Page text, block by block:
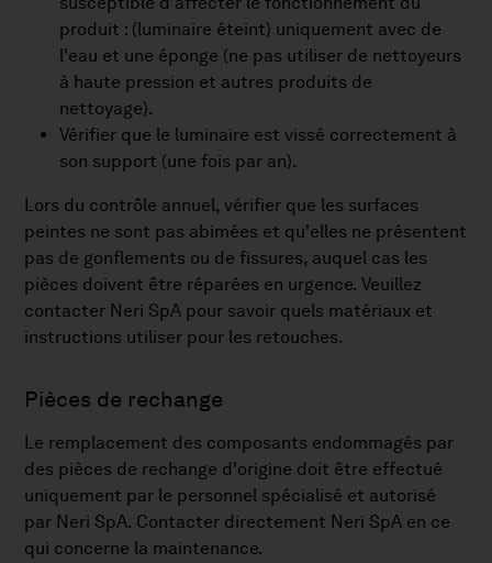
produit : (luminaire éteint) uniquement avec de
l'eau et une éponge (ne pas utiliser de nettoyeurs
à haute pression et autres produits de
nettoyage).
Vérifier que le luminaire est vissé correctement à
son support (une fois par an).
Lors du contrôle annuel, vérifier que les surfaces
peintes ne sont pas abimées et qu'elles ne présentent
pas de gonflements ou de fissures, auquel cas les
pièces doivent être réparées en urgence. Veuillez
contacter Neri SpA pour savoir quels matériaux et
instructions utiliser pour les retouches.
Pièces de rechange
Le remplacement des composants endommagés par
des pièces de rechange d'origine doit être effectué
uniquement par le personnel spécialisé et autorisé
par Neri SpA. Contacter directement Neri SpA en ce
qui concerne la maintenance.